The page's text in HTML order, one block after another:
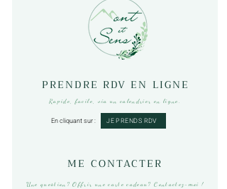
PRENDRE RDV EN LIGNE
Rapide, facile, via un calendrier en ligne.
En cliquant sur : JE PRENDS RDV
ME CONTACTER
Une question? Offrir une carte cadeau? Contactez-moi !